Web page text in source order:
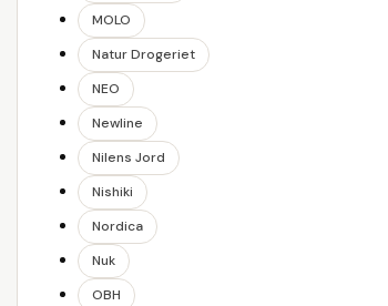
MOLO
Natur Drogeriet
NEO
Newline
Nilens Jord
Nishiki
Nordica
Nuk
OBH